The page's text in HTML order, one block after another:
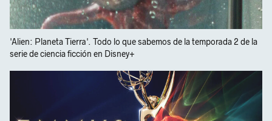
'Alien: Planeta Tierra'. Todo lo que sabemos de la temporada 2 de la
serie de ciencia ficción en Disney+